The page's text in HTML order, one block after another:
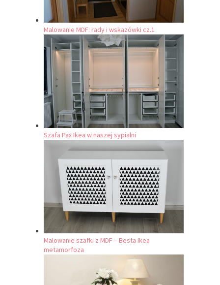
Malowanie MDF: rady i wskazówki cz.1
Szafa Pax Ikea w naszej sypialni
Malowanie szafki z MDF – Besta Ikea
metamorfoza